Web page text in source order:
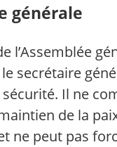
générale
l’Assemblée
le secrétaire
Il ne
de la
ne peut pas